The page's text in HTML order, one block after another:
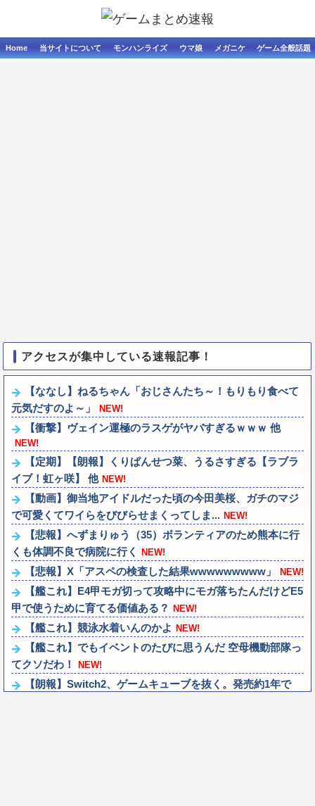
Home 当サイトについて モンハンライズ ウマ娘 メガニケ ゲーム全般話題
アクセスが集中している速報記事！
【ななし】ねるちゃん「おじさんたち～！もりもり食べて
元気だすのよ～」
NEW!
【衝撃】ヴェイン運極のラスゲがヤバすぎるｗｗｗ 他
NEW!
【定期】【朗報】くりぱんせつ菜、うるさすぎる【ラブラ
イブ！虹ヶ咲】 他 NEW!
【動画】御当地アイドルだった頃の今田美桜、ガチのマジ
で可愛くてワイらをびびらせまくってしま... NEW!
【悲報】へずまりゅう（35）ボランティアのため熊本に行
くも体調不良で病院に行く
NEW!
【悲報】X「アスペの検査した結果wwwwwwwww」 NEW!
【艦これ】E4甲モガ切って攻略中にモガ落ちたんだけどE5
甲で使うために育てる価値ある？
NEW!
【艦これ】競泳水着いんのかよ NEW!
【艦これ】でもイベントのたびに思うんだ 空母機動部隊っ
てクソだわ！
NEW!
【朗報】Switch2、ゲームキューブを抜く。発売約1年で